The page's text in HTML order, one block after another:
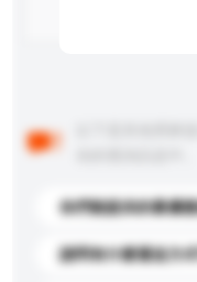
你們能提供的最優
請問有什麼運送方